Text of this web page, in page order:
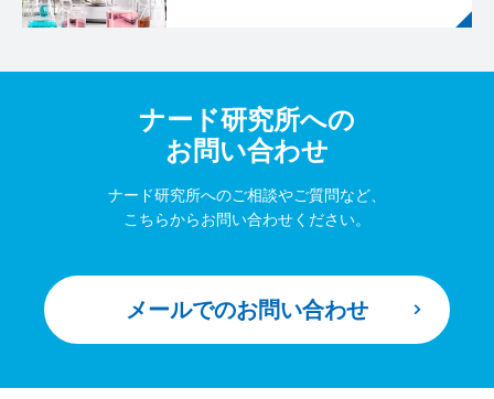
ナード研究所への
お問い合わせ
ナード研究所へのご相談やご質問など、
こちらからお問い合わせください。
メールでのお問い合わせ